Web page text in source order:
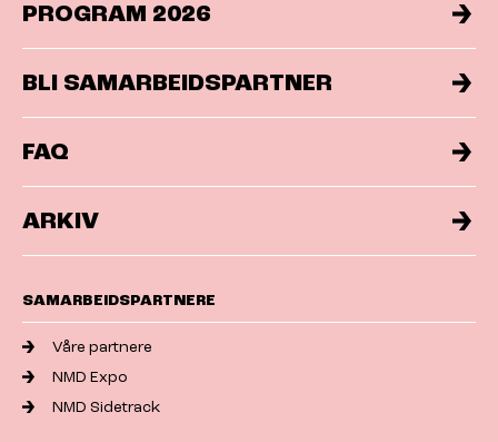
PROGRAM 2026
BLI SAMARBEIDSPARTNER
FAQ
ARKIV
SAMARBEIDSPARTNERE
Våre partnere
NMD Expo
NMD Sidetrack